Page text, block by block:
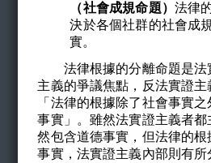
（社會成規命題） 法律
決於各個社群的社會成
實。
法律根據的分離命題是法
主義的爭議焦點，反法實證主
「法律的根據除了社會事實
事實」。雖然法實證主義者
然包含道德事實，但法律的根
事實，法實證主義內部則有